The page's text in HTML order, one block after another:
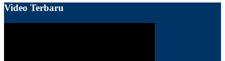
Video Terbaru